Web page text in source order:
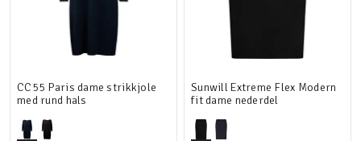
CC55 Paris dame strikkjole
med rund hals
Sunwill Extreme Flex Modern
fit dame nederdel